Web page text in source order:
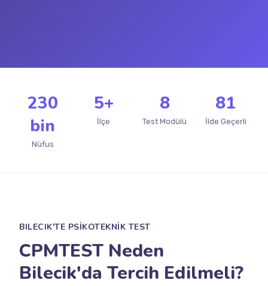
230
bin
Nüfus
5+
İlçe
8
Test Modülü
81
İlde Geçerli
BILECIK'TE PSİKOTEKNİK TEST
CPMTEST Neden
Bilecik'da Tercih Edilmeli?